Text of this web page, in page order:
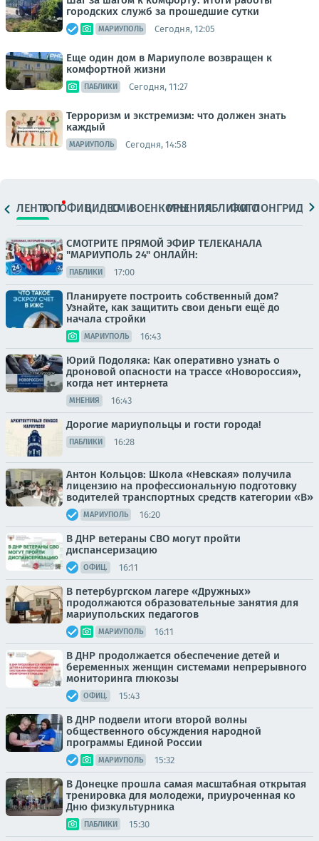
городских служб за прошедшие сутки
МАРИУПОЛЬ Сегодня, 12:05
Еще один дом в Мариуполе возвращен к
комфортной жизни
ПАБЛИКИ Сегодня, 11:27
Терроризм и экстремизм: что должен знать
каждый
МАРИУПОЛЬ Сегодня, 14:58
ЛЕНТАТОПОФИЦ.ВИДЕОСМИВОЕНКОРЫМНЕНИЯПАБЛИКИ
ФОТОЛОНГРИДЫ
СМОТРИТЕ ПРЯМОЙ ЭФИР ТЕЛЕКАНАЛА
"МАРИУПОЛЬ 24" ОНЛАЙН:
ПАБЛИКИ 17:00
Планируете построить собственный дом?
Узнайте, как защитить свои деньги ещё до
начала стройки
МАРИУПОЛЬ 16:43
Юрий Подоляка: Как оперативно узнать о
дроновой опасности на трассе «Новороссия»,
когда нет интернета
МНЕНИЯ 16:43
Дорогие мариупольцы и гости города!
ПАБЛИКИ 16:28
Антон Кольцов: Школа «Невская» получила
лицензию на профессиональную подготовку
водителей транспортных средств категории «В»
МАРИУПОЛЬ 16:20
В ДНР ветераны СВО могут пройти
диспансеризацию
ОФИЦ. 16:11
В петербургском лагере «Дружных»
продолжаются образовательные занятия для
мариупольских педагогов
МАРИУПОЛЬ 16:11
В ДНР продолжается обеспечение детей и
беременных женщин системами непрерывного
мониторинга глюкозы
ОФИЦ. 15:43
В ДНР подвели итоги второй волны
общественного обсуждения народной
программы Единой России
МАРИУПОЛЬ 15:32
В Донецке прошла самая масштабная открытая
тренировка для молодежи, приуроченная ко
Дню физкультурника
ПАБЛИКИ 15:30